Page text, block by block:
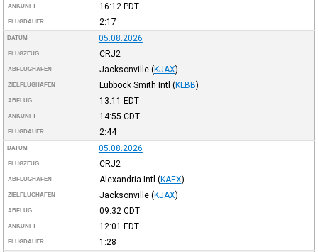
ANKUNFT 16:12 PDT
FLUGDAUER 2:17
DATUM 05.08.2026
FLUGZEUG CRJ2
ABFLUGHAFEN Jacksonville (KJAX)
ZIELFLUGHAFEN Lubbock Smith Intl (KLBB)
ABFLUG 13:11 EDT
ANKUNFT 14:55 CDT
FLUGDAUER 2:44
DATUM 05.08.2026
FLUGZEUG CRJ2
ABFLUGHAFEN Alexandria Intl (KAEX)
ZIELFLUGHAFEN Jacksonville (KJAX)
ABFLUG 09:32 CDT
ANKUNFT 12:01 EDT
FLUGDAUER 1:28